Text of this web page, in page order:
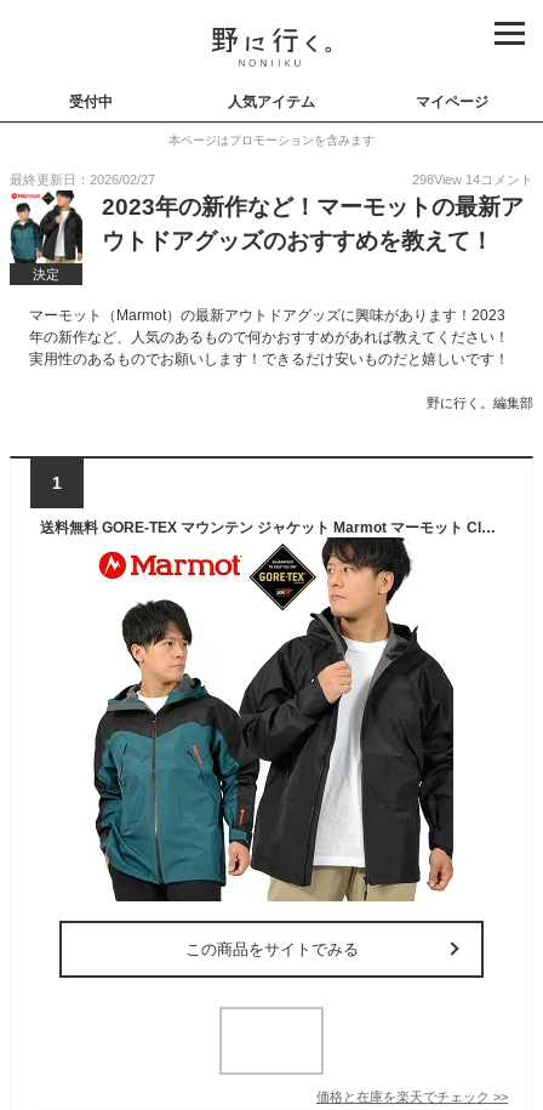
受付中 人気アイテム マイページ
本ページはプロモーションを含みます
最終更新日：2026/02/27 298View 14コメント
決定
2023年の新作など！マーモットの最新ア
ウトドアグッズのおすすめを教えて！
マーモット（Marmot）の最新アウトドアグッズに興味があります！2023
年の新作など、人気のあるもので何かおすすめがあれば教えてください！
実用性のあるものでお願いします！できるだけ安いものだと嬉しいです！
野に行く。編集部
1
送料無料 GORE-TEX マウンテン ジャケット Marmot マーモット Cloudbreaker Jacket クラウドブレーカージャケット メンズ ゴアテックス アウトドア アウター TOMUJK02 パッカブル 20%off 【あす楽対応】
この商品をサイトでみる
価格と在庫を楽天でチェック >>